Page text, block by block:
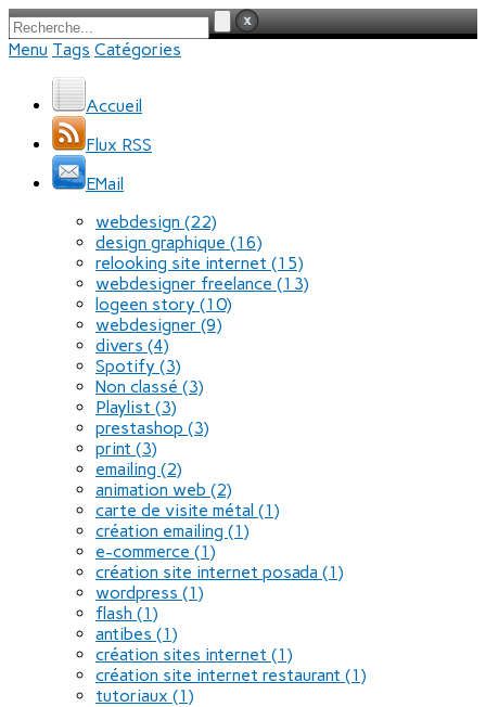
Menu Tags Catégories
Accueil
Flux RSS
EMail
webdesign (22)
design graphique (16)
relooking site internet (15)
webdesigner freelance (13)
logeen story (10)
webdesigner (9)
divers (4)
Spotify (3)
Non classé (3)
Playlist (3)
prestashop (3)
print (3)
emailing (2)
animation web (2)
carte de visite métal (1)
création emailing (1)
e-commerce (1)
création site internet posada (1)
wordpress (1)
flash (1)
antibes (1)
création sites internet (1)
création site internet restaurant (1)
tutoriaux (1)